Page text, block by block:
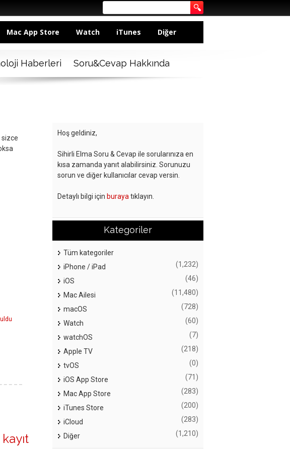
Mac App Store Watch iTunes Diğer
Haberleri Soru&Cevap Hakkında
kayıt
Hoş geldiniz,
Sihirli Elma Soru & Cevap ile sorularınıza en
kısa zamanda yanıt alabilirsiniz. Sorunuzu
sorun ve diğer kullanıcılar cevap versin.
Detaylı bilgi için buraya tıklayın.
Kategoriler
Tüm kategoriler
iPhone / iPad
(1,232)
iOS (46)
Mac Ailesi (11,480)
macOS (728)
Watch (60)
watchOS (7)
Apple TV (218)
tvOS (0)
iOS App Store (71)
Mac App Store (283)
iTunes Store (200)
iCloud (283)
Diğer (1,210)